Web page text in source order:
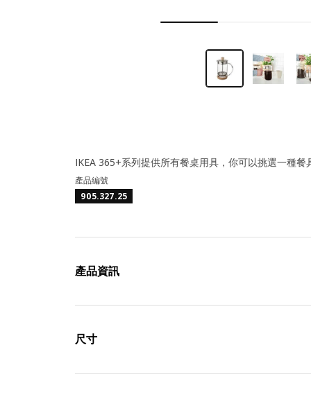
IKEA 365+系列提供所有餐桌用具，你可以挑選一種
產品編號
905.327.25
產品資訊
尺寸